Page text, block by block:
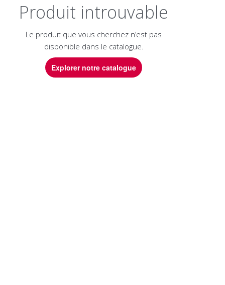
Produit introuvable
Le produit que vous cherchez n’est pas
disponible dans le catalogue.
Explorer notre catalogue